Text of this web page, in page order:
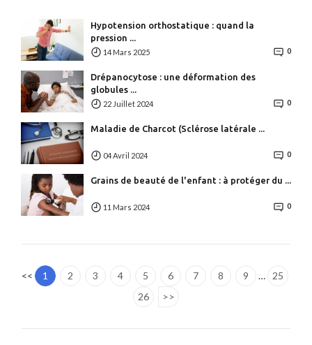
Hypotension orthostatique : quand la
pression ...
14 Mars 2025 0
Drépanocytose : une déformation des
globules ...
22 Juillet 2024 0
Maladie de Charcot (Sclérose latérale ...
04 Avril 2024 0
Grains de beauté de l'enfant : à protéger du ...
11 Mars 2024 0
<< 1 2 3 4 5 6 7 8 9 …
25
26
>>